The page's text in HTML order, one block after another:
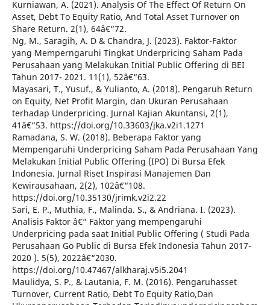
Kurniawan, A. (2021). Analysis Of The Effect Of Return On
Asset, Debt To Equity Ratio, And Total Asset Turnover on
Share Return. 2(1), 64â€“72.
Ng, M., Saragih, A. D & Chandra, J. (2023). Faktor-Faktor
yang Memperngaruhi Tingkat Underpricing Saham Pada
Perusahaan yang Melakukan Initial Public Offering di BEI
Tahun 2017- 2021. 11(1), 52â€“63.
Mayasari, T., Yusuf., & Yulianto, A. (2018). Pengaruh Return
on Equity, Net Profit Margin, dan Ukuran Perusahaan
terhadap Underpricing. Jurnal Kajian Akuntansi, 2(1),
41â€“53. https://doi.org/10.33603/jka.v2i1.1271
Ramadana, S. W. (2018). Beberapa Faktor yang
Mempengaruhi Underpricing Saham Pada Perusahaan Yang
Melakukan Initial Public Offering (IPO) Di Bursa Efek
Indonesia. Jurnal Riset Inspirasi Manajemen Dan
Kewirausahaan, 2(2), 102â€“108.
https://doi.org/10.35130/jrimk.v2i2.22
Sari, E. P., Muthia, F., Malinda. S., & Andriana. I. (2023).
Analisis Faktor â€“ Faktor yang mempengaruhi
Underpricing pada saat Initial Public Offering ( Studi Pada
Perusahaan Go Public di Bursa Efek Indonesia Tahun 2017-
2020 ). 5(5), 2022â€“2030.
https://doi.org/10.47467/alkharaj.v5i5.2041
Maulidya, S. P., & Lautania, F. M. (2016). Pengaruhasset
Turnover, Current Ratio, Debt To Equity Ratio,Dan